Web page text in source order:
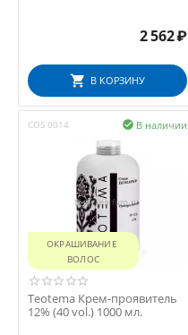
2 562₽
В КОРЗИНУ
COS 0014 В наличии

ОКРАШИВАНИЕ
ВОЛОС
Teotema Крем-проявитель
12% (40 vol.) 1000 мл.